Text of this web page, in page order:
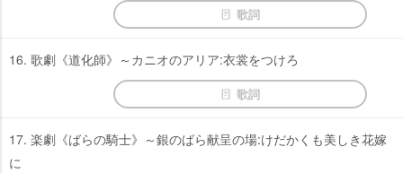
歌詞
16. 歌劇《道化師》～カニオのアリア:衣裳をつけろ
歌詞
17. 楽劇《ばらの騎士》～銀のばら献呈の場:けだかくも美しき花嫁
に